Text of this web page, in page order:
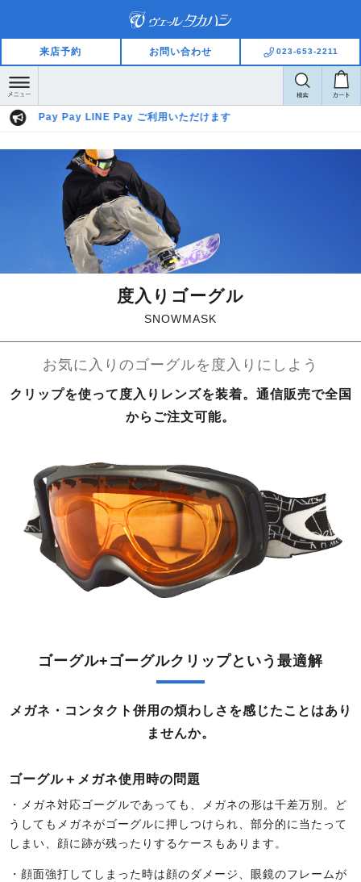
来店予約 お問い合わせ 023-653-2211
Pay Pay LINE Pay ご利用いただけます
度入りゴーグル
SNOWMASK
お気に入りのゴーグルを度入りにしよう
クリップを使って度入りレンズを装着。通信販売で全国
からご注文可能。
ゴーグル+ゴーグルクリップという最適解
メガネ・コンタクト併用の煩わしさを感じたことはあり
ませんか。
ゴーグル＋メガネ使用時の問題
・メガネ対応ゴーグルであっても、メガネの形は千差万別。ど
うしてもメガネがゴーグルに押しつけられ、部分的に当たって
しまい、顔に跡が残ったりするケースもあります。
・顔面強打してしまった時は顔のダメージ、眼鏡のフレームが